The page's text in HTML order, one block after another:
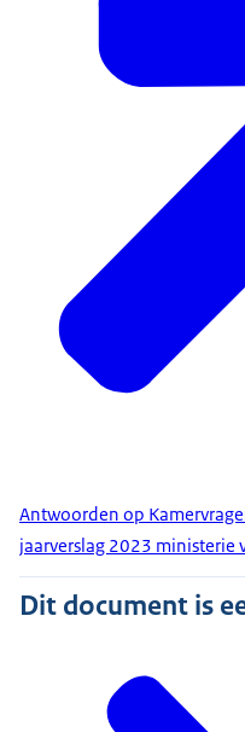
Antwoorden op
jaarverslag 2023 ministerie
Dit document is